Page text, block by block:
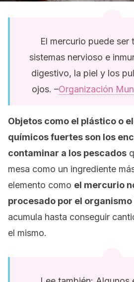
El mercurio puede ser
sistemas nervioso e
digestivo, la piel y los
ojos. –Organización
Objetos como el plástico o
químicos fuertes son los
contaminar a los pescados
mesa como un ingrediente
elemento como el mercurio
procesado por el organismo
acumula hasta conseguir
el mismo.